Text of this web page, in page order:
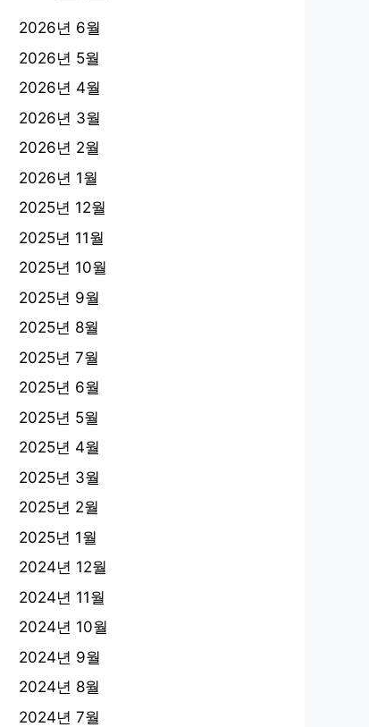
2026년 6월
2026년 5월
2026년 4월
2026년 3월
2026년 2월
2026년 1월
2025년 12월
2025년 11월
2025년 10월
2025년 9월
2025년 8월
2025년 7월
2025년 6월
2025년 5월
2025년 4월
2025년 3월
2025년 2월
2025년 1월
2024년 12월
2024년 11월
2024년 10월
2024년 9월
2024년 8월
2024년 7월